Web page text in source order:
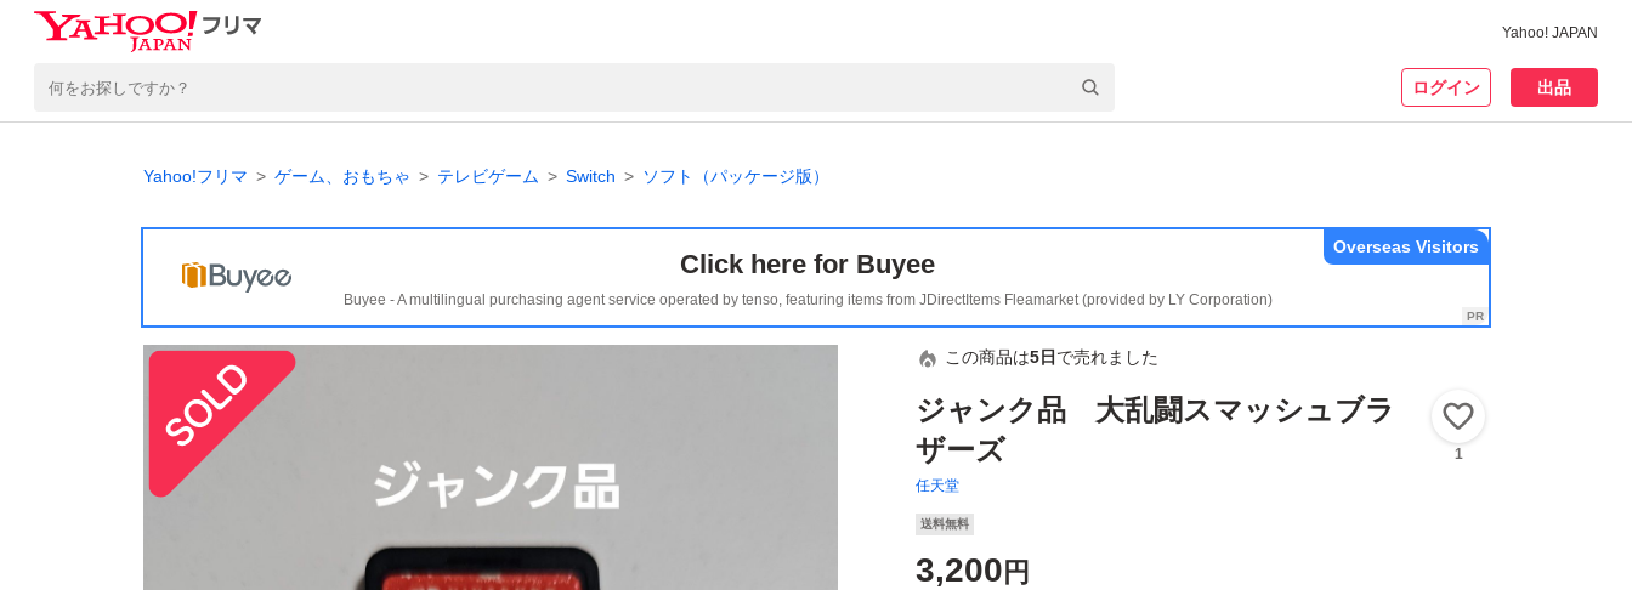
Yahoo! JAPAN
ログイン 出品
Yahoo!フリマ ゲーム、おもちゃ テレビゲーム Switch ソフト（パッケージ版）
Click here for Buyee
Buyee - A multilingual purchasing agent service operated by tenso, featuring items from JDirectItems Fleamarket (provided by LY Corporation)
Overseas Visitors
この商品は5日 で売れました
ジャンク品 大乱闘スマッシュブラ
ザーズ
任天堂
1
送料無料
3,200 円